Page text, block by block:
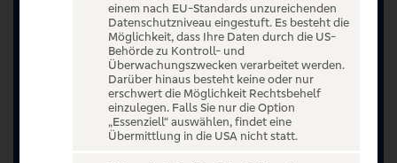
einem nach EU-Standards unzureichenden
Datenschutzniveau eingestuft. Es besteht die
Möglichkeit, dass Ihre Daten durch die US-
Behörde zu Kontroll- und
Überwachungszwecken verarbeitet werden.
Darüber hinaus besteht keine oder nur
erschwert die Möglichkeit Rechtsbehelf
einzulegen. Falls Sie nur die Option
„Essenziell“ auswählen, findet eine
Übermittlung in die USA nicht statt.